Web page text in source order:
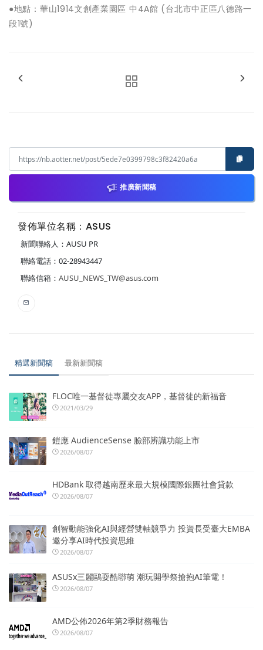
●地點：華山1914文創產業園區 中4A館 (台北市中正區八德路一
段1號)
推廣新聞稿
發佈單位名稱：ASUS
新聞聯絡人：AUSU PR
聯絡電話：02-28943447
聯絡信箱： AUSU_NEWS_TW@asus.com
精選新聞稿 最新新聞稿
FLOC唯一基督徒專屬交友APP，基督徒的新福音
2021/03/29
鎧應 AudienceSense 臉部辨識功能上市
2026/08/07
HDBank 取得越南歷來最大規模國際銀團社會貸款
2026/08/07
創智動能強化AI與經營雙軸競爭力 投資長受臺大EMBA
邀分享AI時代投資思維
2026/08/07
ASUSx三麗鷗耍酷聯萌 潮玩開學祭搶抱AI筆電！
2026/08/07
AMD公佈2026年第2季財務報告
2026/08/07